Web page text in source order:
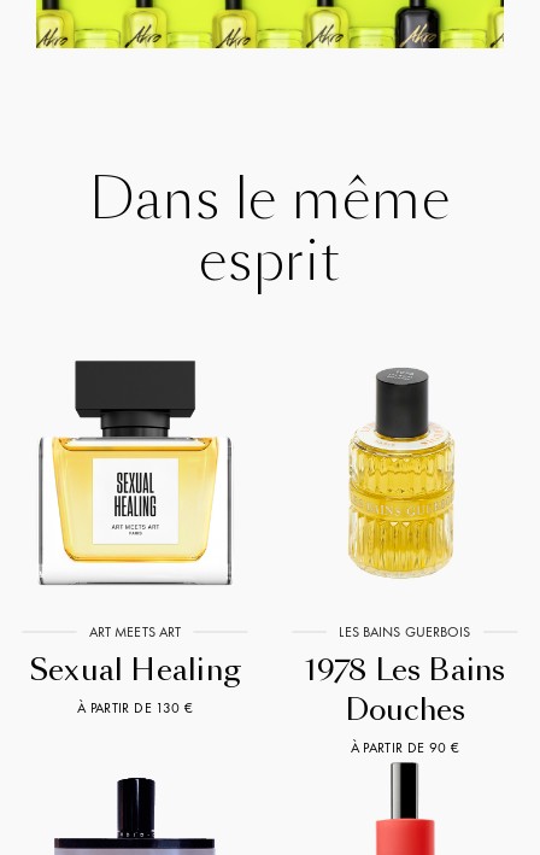
Dans le même
esprit
ART MEETS ART
Sexual Healing
À PARTIR DE 130 €
LES BAINS GUERBOIS
1978 Les Bains
Douches
À PARTIR DE 90 €